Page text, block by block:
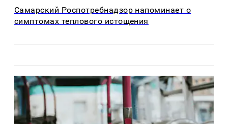
Самарский Роспотребнадзор напоминает о
симптомах теплового истощения